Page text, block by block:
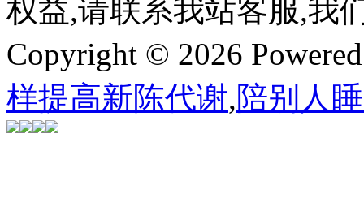
权益,请联系我站客服,我
Copyright © 2026
样提高新陈代谢,陪别人